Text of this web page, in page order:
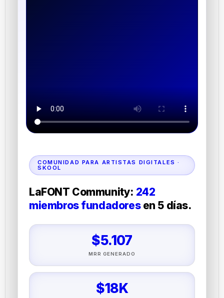
COMUNIDAD PARA ARTISTAS DIGITALES ·
SKOOL
LaFONT Community: 242
miembros fundadoresen 5 días.
$5.107
MRR GENERADO
$18K